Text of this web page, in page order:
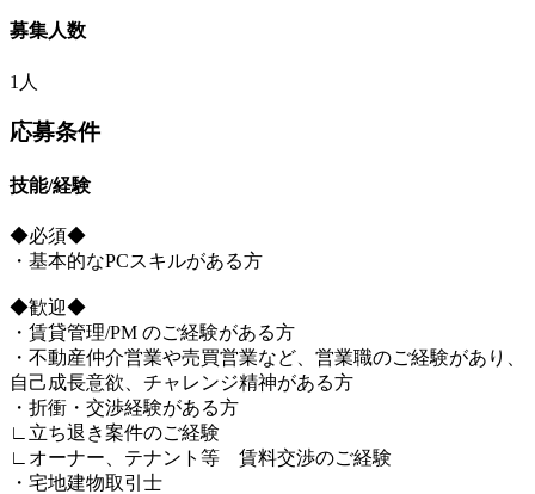
募集人数
1人
応募条件
技能/経験
◆必須◆
・基本的なPCスキルがある方
◆歓迎◆
・賃貸管理/PM のご経験がある方
・不動産仲介営業や売買営業など、営業職のご経験があり、
自己成長意欲、チャレンジ精神がある方
・折衝・交渉経験がある方
∟立ち退き案件のご経験
∟オーナー、テナント等 賃料交渉のご経験
・宅地建物取引士